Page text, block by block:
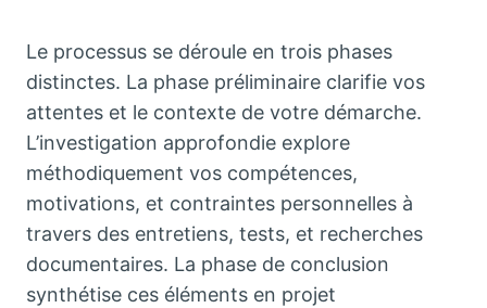
Le processus se déroule en trois phases
distinctes. La phase préliminaire clarifie vos
attentes et le contexte de votre démarche.
L’investigation approfondie explore
méthodiquement vos compétences,
motivations, et contraintes personnelles à
travers des entretiens, tests, et recherches
documentaires. La phase de conclusion
synthétise ces éléments en projet